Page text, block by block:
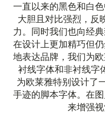
一直以来的黑色和白
大胆且对比强烈，反
力。同时我们也向经
在设计上更加精巧但
地表达品牌，我们为
衬线字体和非衬线
为欧莱雅特别设计了
手迹的脚本字体。在
来增强视